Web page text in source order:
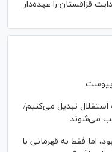
قزاقستان را عهده‌دار
پیوست
استقلال تبدیل می‌کنیم/
اما فقط به قهرمانی با